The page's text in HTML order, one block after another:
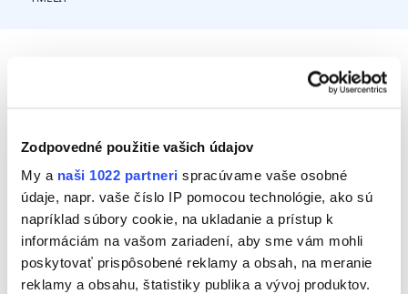
Zodpovedné použitie vašich údajov
My a naši 1022 partneri spracúvame vaše osobné
údaje, napr. vaše číslo IP pomocou technológie, ako sú
napríklad súbory cookie, na ukladanie a prístup k
informáciám na vašom zariadení, aby sme vám mohli
poskytovať prispôsobené reklamy a obsah, na meranie
reklamy a obsahu, štatistiky publika a vývoj produktov.
Potrebujete opraviť poškodenie
Poškodenie rôznych plastov
Trhlinu